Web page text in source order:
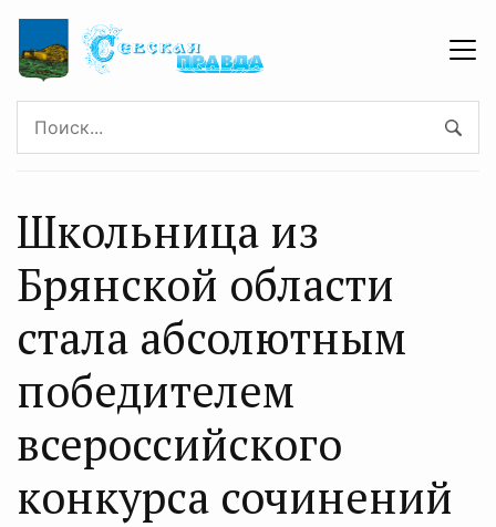
Школьница из
Брянской области
стала абсолютным
победителем
всероссийского
конкурса сочинений